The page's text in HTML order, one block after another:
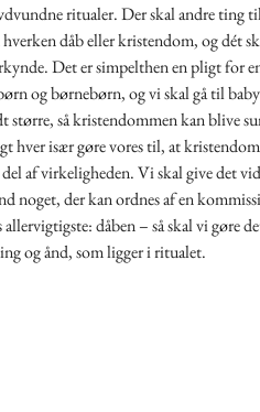
ritualer. Der skal andre ting
dåb eller kristendom, og dét
Det er simpelthen en pligt for
og børnebørn, og vi skal gå til
større, så kristendommen kan blive
hver især gøre vores til, at
af virkeligheden. Vi skal give det
noget, der kan ordnes af en
dåben – så skal vi gøre
og ånd, som ligger i ritualet.